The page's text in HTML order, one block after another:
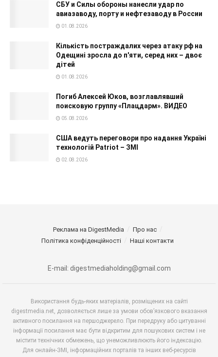
СБУ и Силы обороны нанесли удар по
авиазаводу, порту и нефтезаводу в России
01.08.2026
Кількість постраждалих через атаку рф на
Одещині зросла до п'яти, серед них – двоє
дітей
01.08.2026
Погиб Алексей Юков, возглавлявший
поисковую группу «Плацдарм». ВИДЕО
05.08.2026
США ведуть переговори про надання Україні
технологій Patriot – ЗМІ
02.08.2026
Реклама на DigestMedia
Про нас
Політика конфіденційності
Наші контакти
E-mail: digestmediaholding@gmail.com
Використання будь-яких матеріалів, розміщених на сайті
digestmedia.net, дозволяється лише за умови обов’язкового вказання
активного посилання на першоджерело. При передруку або цитуванні
інформації посилання має бути відкритим для пошукових систем і не
містити технічних обмежень, що унеможливлюють його індексацію.
Для онлайн-ЗМІ, інформаційних порталів та інших веб-ресурсів